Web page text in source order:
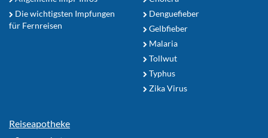
Die wichtigsten Impfungen
für Fernreisen
Denguefieber
Gelbfieber
Malaria
Tollwut
Typhus
Zika Virus
Reiseapotheke